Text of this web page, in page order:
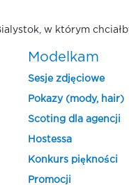
w którym
Modelkam
Sesje zdjęciowe
Pokazy (mody, hair)
Scoting dla agencji
Hostessa
Konkurs piękności
Promocji